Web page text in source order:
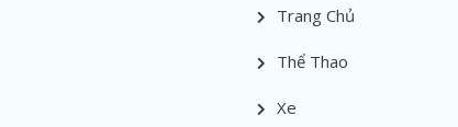
Trang Chủ
Thể Thao
Xe